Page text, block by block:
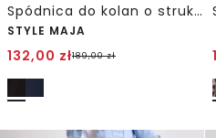
Spódnica do kolan o strukturze w prążki
STYLE MAJA
132,00 zł189,00zł